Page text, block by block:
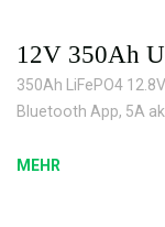
12V 350Ah
350Ah LiFePO4
Bluetooth App, 5A
MEHR